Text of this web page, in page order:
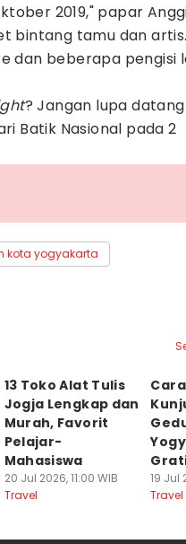
2019," papar
bintang tamu dan artis.
dan beberapa pengisi
? Jangan lupa datang
Batik Nasional pada 2
kota yogyakarta
13 Toko Alat Tulis
Jogja Lengkap dan
Murah, Favorit
Pelajar-
Mahasiswa
20 Jul 2026, 11:00 WIB
Travel
Cara
19 Jul
Travel